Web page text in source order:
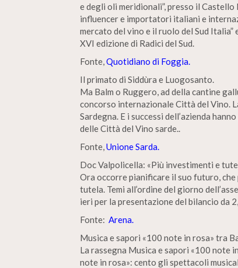
e degli oli meridionali”, presso il
influencer e importatori italiani e
mercato del vino e il ruolo del Sud
XVI edizione di Radici del Sud.
Fonte,Quotidiano di Foggia.
Il primato di Siddùra e Luogosanto.
Ma Balm o Ruggero, ad della cantine
concorso internazionale Città del Vino.
Sardegna. E i successi dell’azienda
delle Città del Vino sarde..
Fonte,Unione Sarda.
Doc Valpolicella: «Più investimenti e
Ora occorre pianificare il suo futuro,
tutela. Temi all’ordine del giorno
ieri per la presentazione del bilancio da
Fonte: Arena.
Musica e sapori «100 note in rosa» tra
La rassegna Musica e sapori «100 note
note in rosa»: cento gli spettacoli